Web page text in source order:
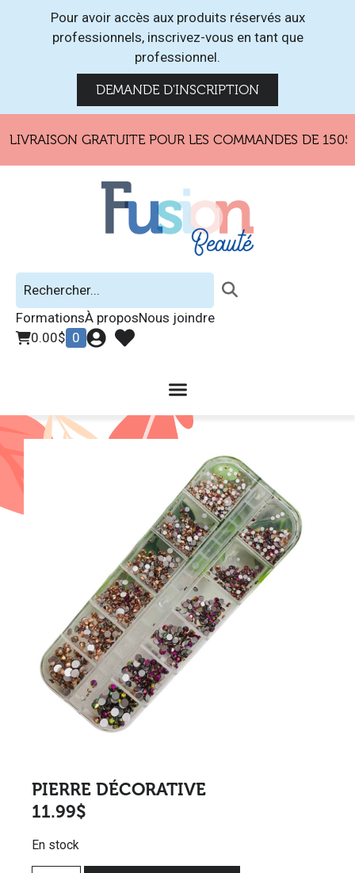
Pour avoir accès aux produits réservés aux
professionnels, inscrivez-vous en tant que
professionnel.
DEMANDE D'INSCRIPTION
LIVRAISON GRATUITE POUR LES COMMANDES DE 150$
FormationsÀ proposNous joindre
0.00$ 0
PIERRE DÉCORATIVE
11.99$
En stock